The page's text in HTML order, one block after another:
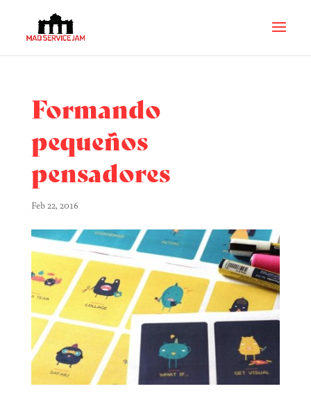
Formando
pequeños
pensadores
Feb 22, 2016